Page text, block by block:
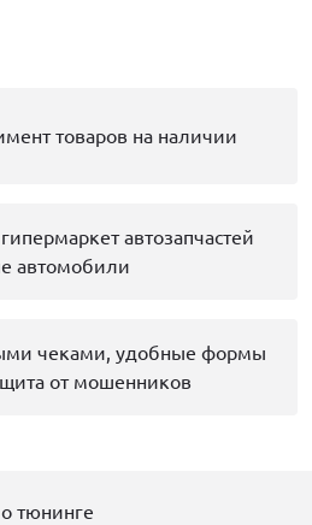
товаров на наличии
автозапчастей
автомобили
чеками, удобные формы
от мошенников
тюнинге